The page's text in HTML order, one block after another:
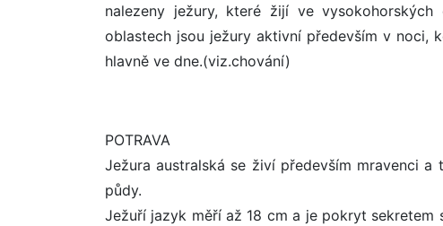
nalezeny ježury, které žijí ve
oblastech jsou ježury aktivní především v noci,
hlavně ve dne.(viz.chování)
POTRAVA
Ježura australská se živí především mravenci
půdy.
Ježuří jazyk měří až 18 cm a je pokryt